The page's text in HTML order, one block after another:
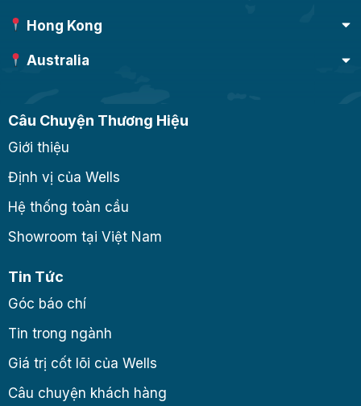
Hong Kong
Australia
Câu Chuyện Thương Hiệu
Giới thiệu
Định vị của Wells
Hệ thống toàn cầu
Showroom tại Việt Nam
Tin Tức
Góc báo chí
Tin trong ngành
Giá trị cốt lõi của Wells
Câu chuyện khách hàng